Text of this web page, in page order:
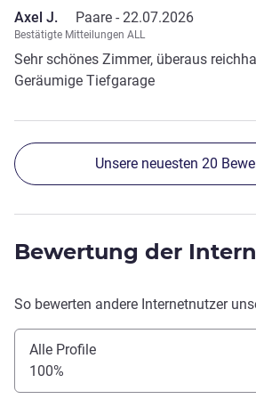
Axel J. Paare - 22.07.2026
Bestätigte Mitteilungen ALL
Sehr schönes Zimmer, überaus
Geräumige Tiefgarage
Unsere neuesten 20
Bewertung der
So bewerten andere Internetnutzer
Alle Profile
100%